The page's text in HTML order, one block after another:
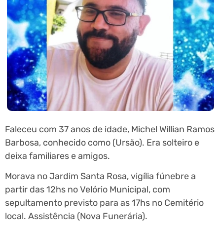
Faleceu com 37 anos de idade, Michel Willian Ramos
Barbosa, conhecido como (Ursão). Era solteiro e
deixa familiares e amigos.
Morava no Jardim Santa Rosa, vigília fúnebre a
partir das 12hs no Velório Municipal, com
sepultamento previsto para as 17hs no Cemitério
local. Assistência (Nova Funerária).